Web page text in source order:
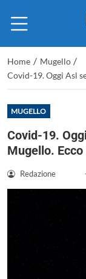
Home / Mugello /
Covid-19. Oggi Asl
MUGELLO
Covid-19.
Mugello. Ecco
Redazione